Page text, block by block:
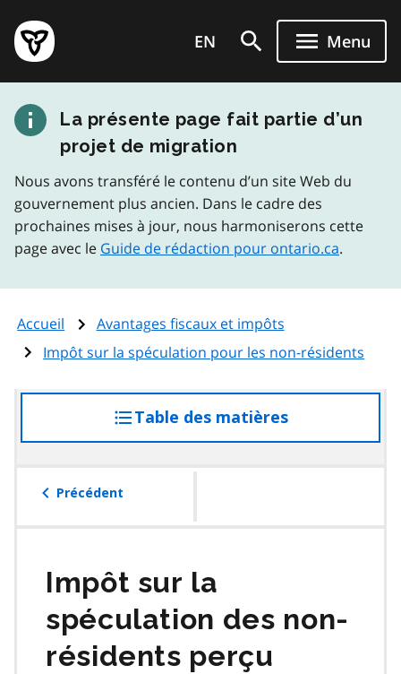
au
contenu
principal
Page
d'accueil
de
l'Ontario
EN Menu
La présente page fait partie d’un
projet de migration
Nous avons transféré le contenu d’un site Web du
gouvernement plus ancien. Dans le cadre des
prochaines mises à jour, nous harmoniserons cette
page avec le Guide de rédaction pour ontario.ca.
Accueil
Avantages fiscaux et impôts
Impôt sur la spéculation pour les non-résidents
Table des matières
à
Précédent
Impôt sur la
spéculation des non-
résidents perçu